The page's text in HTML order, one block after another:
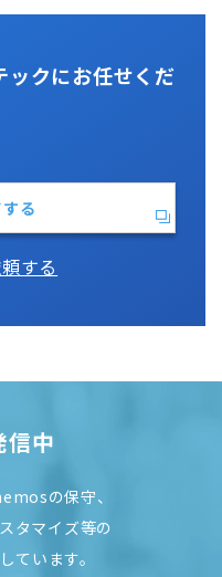
クにお任せくだ
る
する
信中
の保守、
タマイズ等の
ています。